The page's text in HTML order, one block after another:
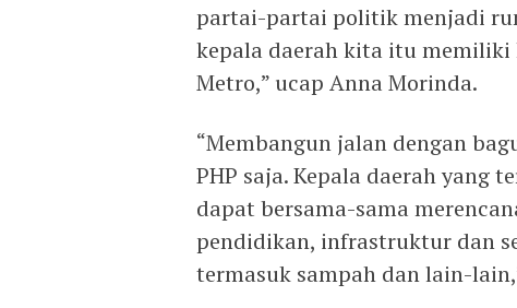
partai-partai politik menjadi
kepala daerah kita itu
Metro,” ucap Anna Morinda.
“Membangun jalan dengan
PHP saja. Kepala daerah yang
dapat bersama-sama
pendidikan, infrastruktur dan
termasuk sampah dan lain-